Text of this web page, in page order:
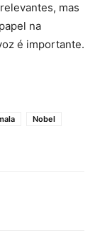
mas
na
é importante.
Nobel